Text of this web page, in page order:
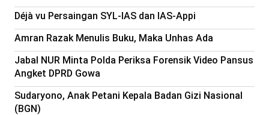
©
Copyright
2026
Beranda
Indonesia
All
Right
Reserved
Déjà vu Persaingan SYL-IAS dan IAS-Appi
Amran Razak Menulis Buku, Maka Unhas Ada
Jabal NUR Minta Polda Periksa Forensik Video Pansus
Angket DPRD Gowa
Sudaryono, Anak Petani Kepala Badan Gizi Nasional
(BGN)